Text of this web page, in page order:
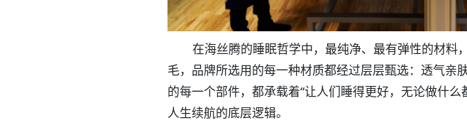
在海丝腾的睡眠哲学中，最纯净、最有弹性的材料
毛，品牌所选用的每一种材质都经过层层甄选：透气
的每一个部件，都承载着“让人们睡得更好，无论做什
人生续航的底层逻辑。